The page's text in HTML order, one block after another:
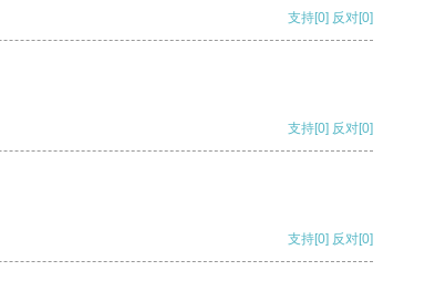
支持[0] 反对[0]
支持[0] 反对[0]
支持[0] 反对[0]